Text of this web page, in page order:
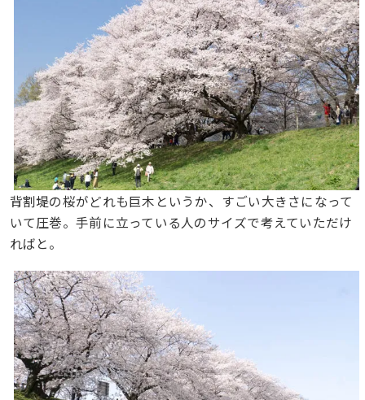
背割堤の桜がどれも巨木というか、すごい大きさになって
いて圧巻。手前に立っている人のサイズで考えていただけ
ればと。